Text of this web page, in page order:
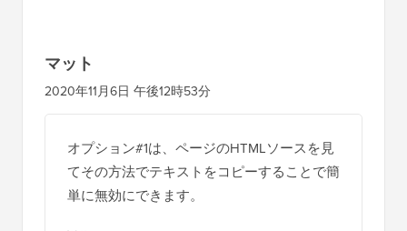
マット
2020年11月6日 午後12時53分
オプション#1は、ページのHTMLソースを見
てその方法でテキストをコピーすることで簡
単に無効にできます。